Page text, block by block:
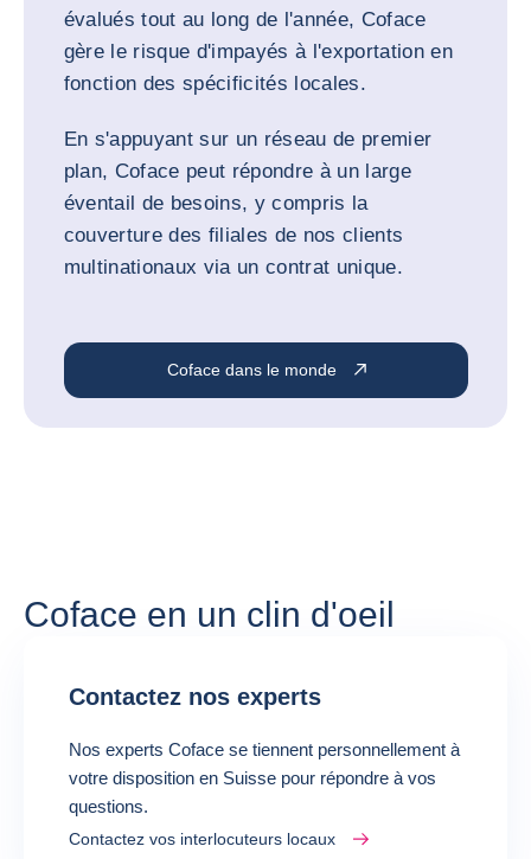
évalués tout au long de l'année, Coface
gère le risque d'impayés à l'exportation en
fonction des spécificités locales.
En s'appuyant sur un réseau de premier
plan, Coface peut répondre à un large
éventail de besoins, y compris la
couverture des filiales de nos clients
multinationaux via un contrat unique.
Coface dans le monde
Coface en un clin d'oeil
Contactez nos experts
Nos experts Coface se tiennent personnellement à
votre disposition en Suisse pour répondre à vos
questions.
Contactez vos interlocuteurs locaux